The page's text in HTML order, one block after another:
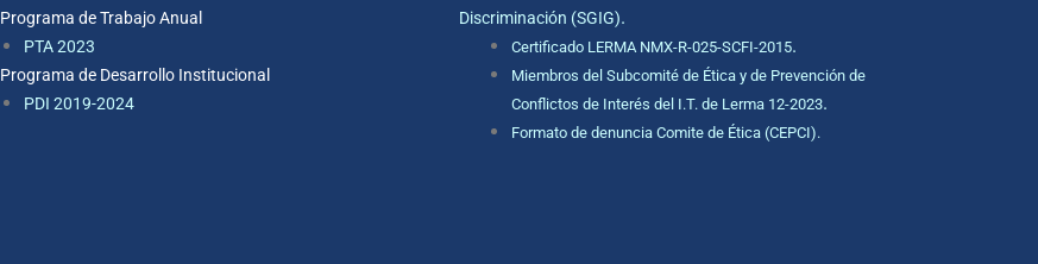
Programa de Trabajo Anual
PTA 2023
Programa de Desarrollo Institucional
PDI 2019-2024
Discriminación (SGIG).
Certificado LERMA NMX-R-025-SCFI-2015.
Miembros del Subcomité de Ética y de Prevención de
Conflictos de Interés del I.T. de Lerma 12-2023.
Formato de denuncia Comite de Ética (CEPCI).